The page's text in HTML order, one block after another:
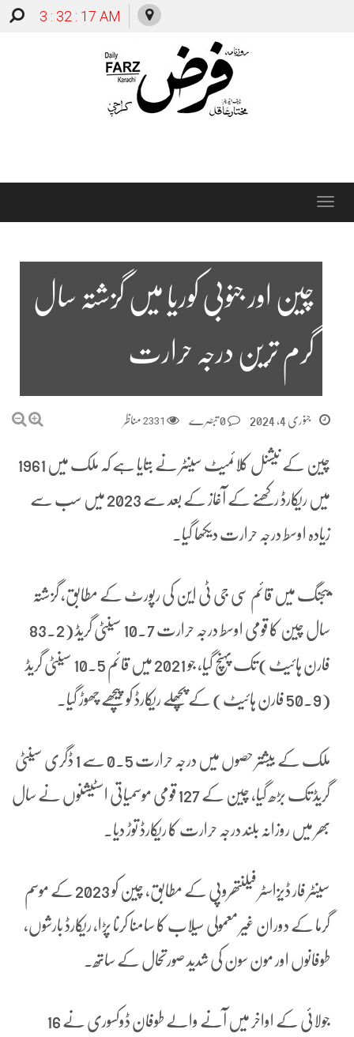
3 : 32 : 18 AM
Toggle
چین اور جنوبی کوریا میں گزشتہ سال
گرم ترین درجہ حرارت
جنوری 4, 2024 2331 مناظر
چین کے نیشنل کلائمیٹ سینٹر نے بتایا ہے کہ ملک میں 1961
میں ریکارڈ رکھنے کے آغاز کے بعد سے 2023 میں سب سے
زیادہ اوسط درجہ حرارت دیکھا گیا۔
بیجنگ میں قائم سی جی ٹی این کی رپورٹ کے مطابق، گزشتہ
سال چین کا قومی اوسط درجہ حرارت 10.7 سینٹی گریڈ (83.2
فارن ہائیٹ) تک پہنچ گیا، جو 2021 میں قائم 10.5 سینٹی گریڈ
(50.9 فارن ہائیٹ) کے پچھلے ریکارڈ کو پیچھے چھوڑ گیا۔
ملک کے بیشتر حصوں میں درجہ حرارت 0.5 سے 1 ڈگری سینٹی
گریڈ تک بڑھ گیا، چین کے 127 قومی موسمیاتی اسٹیشنوں نے سال
بھر میں روزانہ بلند درجہ حرارت کا ریکارڈ توڑ دیا۔
سینٹر فار ڈیزاسٹر فیلنتھروپی کے مطابق، چین کو 2023 کے موسم
گرما کے دوران غیر معمولی سیلاب کا سامنا کرنا پڑا، ریکارڈ بارشوں،
طوفانوں اور مون سون کی شدید صورتحال کے ساتھ.
جولائی کے اواخر میں آنے والے طوفان ڈوکسوری نے 16